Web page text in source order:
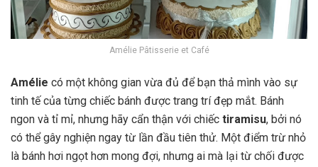
Amélie Pâtisserie et Café
Amélie có một không gian vừa đủ để bạn thả mình vào sự
tinh tế của từng chiếc bánh được trang trí đẹp mắt. Bánh
ngon và tỉ mỉ, nhưng hãy cẩn thận với chiếc tiramisu, bởi nó
có thể gây nghiện ngay từ lần đầu tiên thử. Một điểm trừ nhỏ
là bánh hơi ngọt hơn mong đợi, nhưng ai mà lại từ chối được